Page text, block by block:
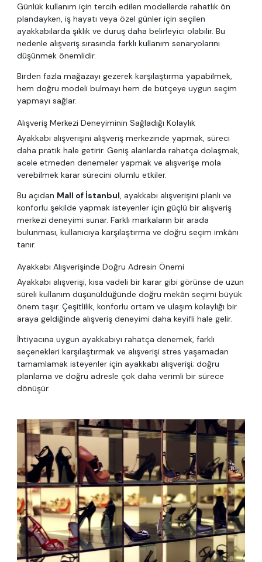
Günlük kullanım için tercih edilen modellerde rahatlık ön
plandayken, iş hayatı veya özel günler için seçilen
ayakkabılarda şıklık ve duruş daha belirleyici olabilir. Bu
nedenle alışveriş sırasında farklı kullanım senaryolarını
düşünmek önemlidir.
Birden fazla mağazayı gezerek karşılaştırma yapabilmek,
hem doğru modeli bulmayı hem de bütçeye uygun seçim
yapmayı sağlar.
Alışveriş Merkezi Deneyiminin Sağladığı Kolaylık
Ayakkabı alışverişini alışveriş merkezinde yapmak, süreci
daha pratik hale getirir. Geniş alanlarda rahatça dolaşmak,
acele etmeden denemeler yapmak ve alışverişe mola
verebilmek karar sürecini olumlu etkiler.
Bu açıdan Mall of İstanbul, ayakkabı alışverişini planlı ve
konforlu şekilde yapmak isteyenler için güçlü bir alışveriş
merkezi deneyimi sunar. Farklı markaların bir arada
bulunması, kullanıcıya karşılaştırma ve doğru seçim imkânı
tanır.
Ayakkabı Alışverişinde Doğru Adresin Önemi
Ayakkabı alışverişi, kısa vadeli bir karar gibi görünse de uzun
süreli kullanım düşünüldüğünde doğru mekân seçimi büyük
önem taşır. Çeşitlilik, konforlu ortam ve ulaşım kolaylığı bir
araya geldiğinde alışveriş deneyimi daha keyifli hale gelir.
İhtiyacına uygun ayakkabıyı rahatça denemek, farklı
seçenekleri karşılaştırmak ve alışverişi stres yaşamadan
tamamlamak isteyenler için ayakkabı alışverişi; doğru
planlama ve doğru adresle çok daha verimli bir sürece
dönüşür.